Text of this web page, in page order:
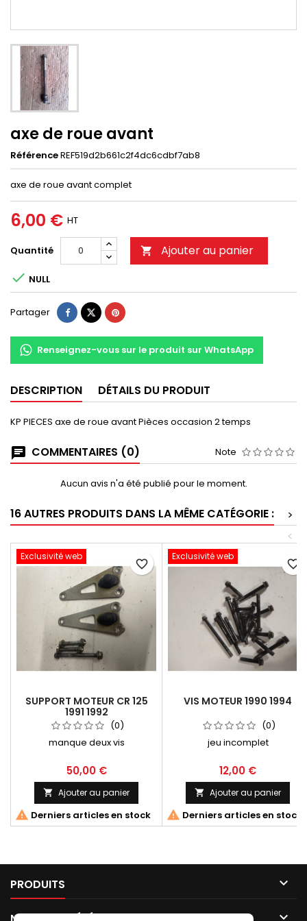
axe de roue avant
RéférenceREF519d2b661c2f4dc6cdbf7ab8
axe de roue avant complet
6,00 € HT
Quantité  Ajouter au panier
 NULL
Partager
Renseignez-vous sur le produit sur WhatsApp
DESCRIPTION DÉTAILS DU PRODUIT
KP PIECES axe de roue avant Pièces occasion 2 temps
COMMENTAIRES (0) Note
Aucun avis n'a été publié pour le moment.
16 AUTRES PRODUITS DANS LA MÊME CATÉGORIE :
>
<
Exclusivité web
SUPPORT MOTEUR CR 125
1991 1992
(0)
manque deux vis
50,00 €
 Ajouter au panier
 Derniers articles en stock
favorite_border
Exclusivité web
VIS MOTEUR 1990 1994
(0)
jeu incomplet
12,00 €
 Ajouter au panier
 Derniers articles en stock
favorite_border
PRODUITS 